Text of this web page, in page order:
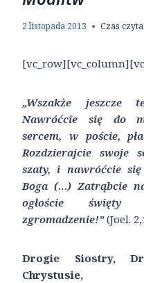
2 listopada 2013 Czas
„Wszakże jeszcze
Nawróćcie się do
sercem, w poście,
Rozdzierajcie swoje
szaty, i nawróćcie
Boga (…) Zatrąbcie
ogłoście święty
zgromadzenie!”(Joel.
Drogie Siostry,
Chrystusie,